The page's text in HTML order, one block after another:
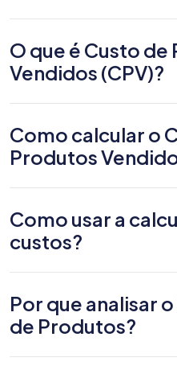
O que é Custo
Vendidos (CPV)?
Como calcular o
Produtos
Como usar a
custos?
Por que analisar
de Produtos?